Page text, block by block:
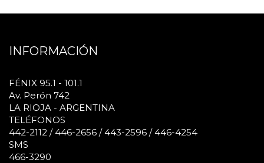
INFORMACIÓN
FÉNIX 95.1 - 101.1
Av. Perón 742
LA RIOJA - ARGENTINA
TELÉFONOS
442-2112 / 446-2656 / 443-2596 / 446-4254
SMS
466-3290